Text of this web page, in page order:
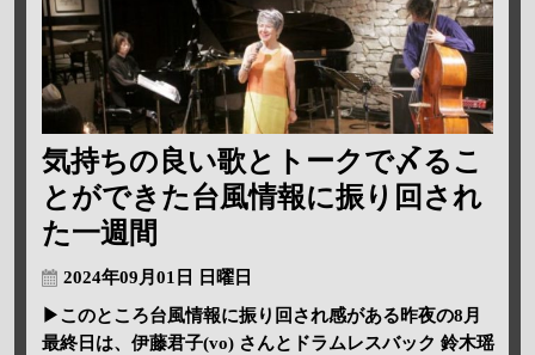
気持ちの良い歌とトークで〆るこ
とができた台風情報に振り回され
た一週間
2024年09月01日 日曜日
▶このところ台風情報に振り回され感がある昨夜の8月
最終日は、伊藤君子(vo) さんとドラムレスバック 鈴木瑶